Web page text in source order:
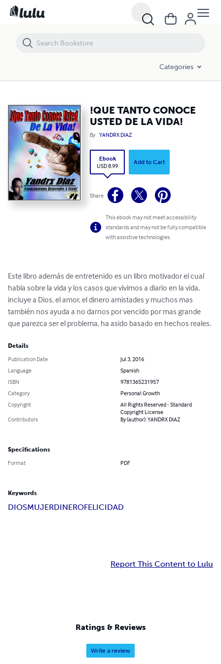
Categories
!QUE TANTO CONOCE
USTED DE LA VIDA!
By YANDRX DIAZ
Ebook
USD 8.99
Add to Cart
Share
This ebook may not meet accessibility
standards and may not be fully compatible
with assistive technologies.
Este libro además de entretenido es un libro motivador el cual
habla sobre la vida y los casos que vivimos a diario en la vida,
incluye a Dios, el amor, el dinero amistades y muchos mas
también nos ayuda a no darnos por vencido por mas grande
que parezca ser el problema, ha asido basado en hechos reales.
Details
Publication Date
Jul 3, 2016
Language
Spanish
ISBN
9781365231957
Category
Personal Growth
Copyright
All Rights Reserved - Standard
Copyright License
Contributors
By (author): YANDRX DIAZ
Specifications
Format PDF
Keywords
DIOSMUJERDINEROFELICIDAD
Report This Content to Lulu
Ratings & Reviews
Write a review
!QUE TANTO CONOCE USTED DE LA VIDA!